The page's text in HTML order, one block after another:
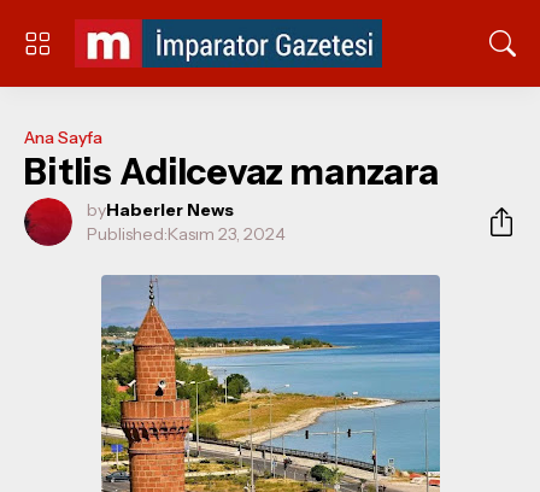
Ana Sayfa
Bitlis Adilcevaz manzara
byHaberler News
Published:Kasım 23, 2024